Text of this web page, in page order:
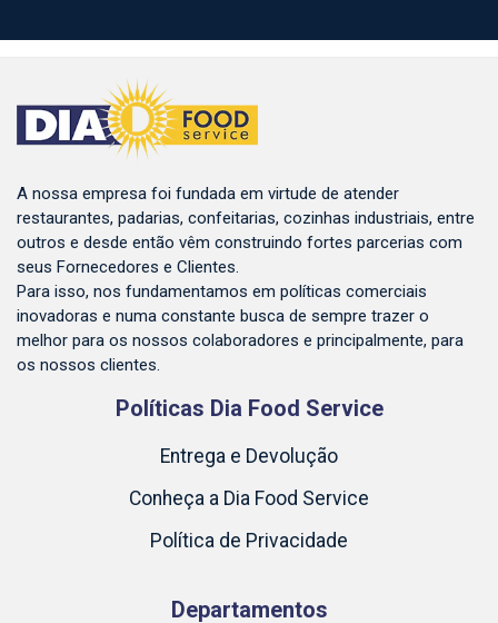
A nossa empresa foi fundada em virtude de atender
restaurantes, padarias, confeitarias, cozinhas industriais, entre
outros e desde então vêm construindo fortes parcerias com
seus Fornecedores e Clientes.
Para isso, nos fundamentamos em políticas comerciais
inovadoras e numa constante busca de sempre trazer o
melhor para os nossos colaboradores e principalmente, para
os nossos clientes.
Políticas Dia Food Service
Entrega e Devolução
Conheça a Dia Food Service
Política de Privacidade
Departamentos